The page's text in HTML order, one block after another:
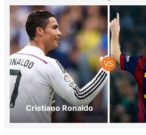
Cristiano Ronaldo